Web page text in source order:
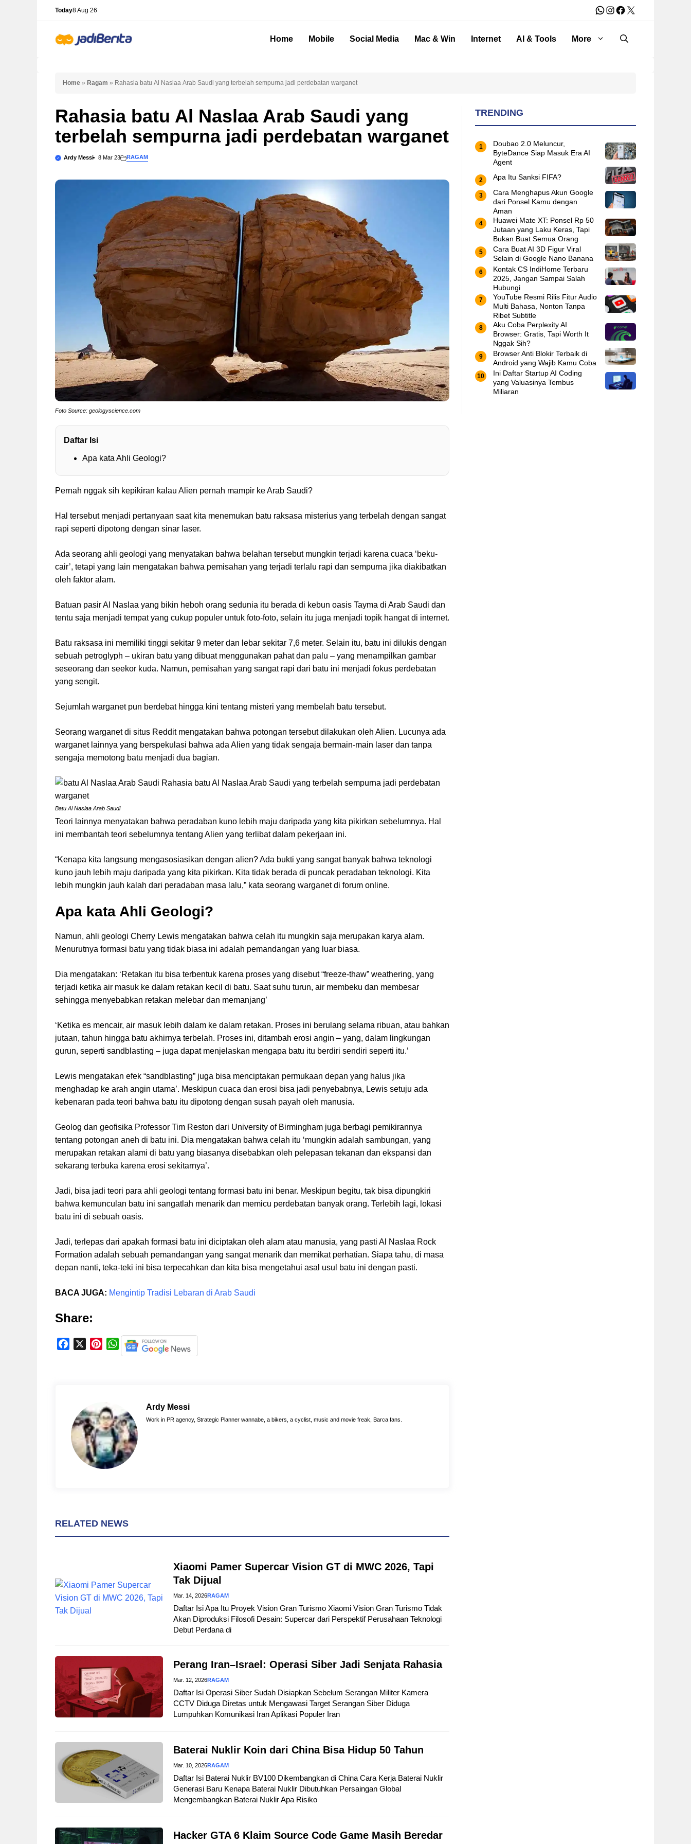
Today8 Aug 26 WhatsApp
Instagram
Facebook
X
Home Mobile Social Media Mac & Win Internet AI & Tools More
Home » Ragam » Rahasia batu Al Naslaa Arab Saudi yang terbelah sempurna jadi perdebatan warganet
Rahasia batu Al Naslaa Arab Saudi yang
terbelah sempurna jadi perdebatan warganet
Ardy Messi 8 Mar 23 RAGAM
Foto Source: geologyscience.com
Daftar Isi
Apa kata Ahli Geologi?
Pernah nggak sih kepikiran kalau Alien pernah mampir ke Arab Saudi?
Hal tersebut menjadi pertanyaan saat kita menemukan batu raksasa misterius yang terbelah dengan sangat
rapi seperti dipotong dengan sinar laser.
Ada seorang ahli geologi yang menyatakan bahwa belahan tersebut mungkin terjadi karena cuaca ‘beku-
cair’, tetapi yang lain mengatakan bahwa pemisahan yang terjadi terlalu rapi dan sempurna jika diakibatkan
oleh faktor alam.
Batuan pasir Al Naslaa yang bikin heboh orang sedunia itu berada di kebun oasis Tayma di Arab Saudi dan
tentu saja menjadi tempat yang cukup populer untuk foto-foto, selain itu juga menjadi topik hangat di internet.
Batu raksasa ini memiliki tinggi sekitar 9 meter dan lebar sekitar 7,6 meter. Selain itu, batu ini dilukis dengan
sebuah petroglyph – ukiran batu yang dibuat menggunakan pahat dan palu – yang menampilkan gambar
seseorang dan seekor kuda. Namun, pemisahan yang sangat rapi dari batu ini menjadi fokus perdebatan
yang sengit.
Sejumlah warganet pun berdebat hingga kini tentang misteri yang membelah batu tersebut.
Seorang warganet di situs Reddit mengatakan bahwa potongan tersebut dilakukan oleh Alien. Lucunya ada
warganet lainnya yang berspekulasi bahwa ada Alien yang tidak sengaja bermain-main laser dan tanpa
sengaja memotong batu menjadi dua bagian.
Batu Al Naslaa Arab Saudi
Teori lainnya menyatakan bahwa peradaban kuno lebih maju daripada yang kita pikirkan sebelumnya. Hal
ini membantah teori sebelumnya tentang Alien yang terlibat dalam pekerjaan ini.
“Kenapa kita langsung mengasosiasikan dengan alien? Ada bukti yang sangat banyak bahwa teknologi
kuno jauh lebih maju daripada yang kita pikirkan. Kita tidak berada di puncak peradaban teknologi. Kita
lebih mungkin jauh kalah dari peradaban masa lalu,” kata seorang warganet di forum online.
Apa kata Ahli Geologi?
Namun, ahli geologi Cherry Lewis mengatakan bahwa celah itu mungkin saja merupakan karya alam.
Menurutnya formasi batu yang tidak biasa ini adalah pemandangan yang luar biasa.
Dia mengatakan: ‘Retakan itu bisa terbentuk karena proses yang disebut “freeze-thaw” weathering, yang
terjadi ketika air masuk ke dalam retakan kecil di batu. Saat suhu turun, air membeku dan membesar
sehingga menyebabkan retakan melebar dan memanjang’
‘Ketika es mencair, air masuk lebih dalam ke dalam retakan. Proses ini berulang selama ribuan, atau bahkan
jutaan, tahun hingga batu akhirnya terbelah. Proses ini, ditambah erosi angin – yang, dalam lingkungan
gurun, seperti sandblasting – juga dapat menjelaskan mengapa batu itu berdiri sendiri seperti itu.’
Lewis mengatakan efek “sandblasting” juga bisa menciptakan permukaan depan yang halus jika
menghadap ke arah angin utama’. Meskipun cuaca dan erosi bisa jadi penyebabnya, Lewis setuju ada
kebenaran pada teori bahwa batu itu dipotong dengan susah payah oleh manusia.
Geolog dan geofisika Professor Tim Reston dari University of Birmingham juga berbagi pemikirannya
tentang potongan aneh di batu ini. Dia mengatakan bahwa celah itu ‘mungkin adalah sambungan, yang
merupakan retakan alami di batu yang biasanya disebabkan oleh pelepasan tekanan dan ekspansi dan
sekarang terbuka karena erosi sekitarnya’.
Jadi, bisa jadi teori para ahli geologi tentang formasi batu ini benar. Meskipun begitu, tak bisa dipungkiri
bahwa kemunculan batu ini sangatlah menarik dan memicu perdebatan banyak orang. Terlebih lagi, lokasi
batu ini di sebuah oasis.
Jadi, terlepas dari apakah formasi batu ini diciptakan oleh alam atau manusia, yang pasti Al Naslaa Rock
Formation adalah sebuah pemandangan yang sangat menarik dan memikat perhatian. Siapa tahu, di masa
depan nanti, teka-teki ini bisa terpecahkan dan kita bisa mengetahui asal usul batu ini dengan pasti.
BACA JUGA: Mengintip Tradisi Lebaran di Arab Saudi
Share:
k
r
e
s
W
h
p
p
Ardy Messi
Work in PR agency, Strategic Planner wannabe, a bikers, a cyclist, music and movie freak, Barca fans.
RELATED NEWS
Xiaomi Pamer Supercar Vision GT di MWC 2026, Tapi
Tak Dijual
Mar. 14, 2026RAGAM
Daftar Isi Apa Itu Proyek Vision Gran Turismo Xiaomi Vision Gran Turismo Tidak
Akan Diproduksi Filosofi Desain: Supercar dari Perspektif Perusahaan Teknologi
Debut Perdana di
Perang Iran–Israel: Operasi Siber Jadi Senjata Rahasia
Mar. 12, 2026RAGAM
Daftar Isi Operasi Siber Sudah Disiapkan Sebelum Serangan Militer Kamera
CCTV Diduga Diretas untuk Mengawasi Target Serangan Siber Diduga
Lumpuhkan Komunikasi Iran Aplikasi Populer Iran
Baterai Nuklir Koin dari China Bisa Hidup 50 Tahun
Mar. 10, 2026RAGAM
Daftar Isi Baterai Nuklir BV100 Dikembangkan di China Cara Kerja Baterai Nuklir
Generasi Baru Kenapa Baterai Nuklir Dibutuhkan Persaingan Global
Mengembangkan Baterai Nuklir Apa Risiko
Hacker GTA 6 Klaim Source Code Game Masih Beredar
TRENDING
Doubao 2.0 Meluncur,
ByteDance Siap Masuk Era AI
Agent
Apa Itu Sanksi FIFA?
Cara Menghapus Akun Google
dari Ponsel Kamu dengan
Aman
Huawei Mate XT: Ponsel Rp 50
Jutaan yang Laku Keras, Tapi
Bukan Buat Semua Orang
Cara Buat AI 3D Figur Viral
Selain di Google Nano Banana
Kontak CS IndiHome Terbaru
2025, Jangan Sampai Salah
Hubungi
YouTube Resmi Rilis Fitur Audio
Multi Bahasa, Nonton Tanpa
Ribet Subtitle
Aku Coba Perplexity AI
Browser: Gratis, Tapi Worth It
Nggak Sih?
Browser Anti Blokir Terbaik di
Android yang Wajib Kamu Coba
Ini Daftar Startup AI Coding
yang Valuasinya Tembus
Miliaran